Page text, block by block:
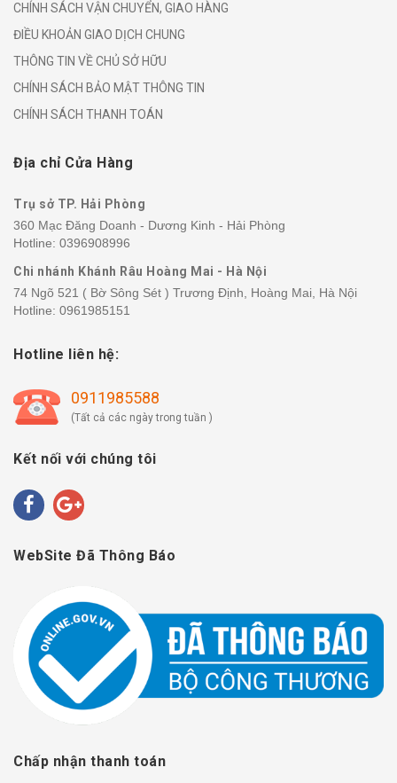
CHÍNH SÁCH VẬN CHUYỂN, GIAO HÀNG
ĐIỀU KHOẢN GIAO DỊCH CHUNG
THÔNG TIN VỀ CHỦ SỞ HỮU
CHÍNH SÁCH BẢO MẬT THÔNG TIN
CHÍNH SÁCH THANH TOÁN
Địa chỉ Cửa Hàng
Trụ sở TP. Hải Phòng
360 Mạc Đăng Doanh - Dương Kinh - Hải Phòng
Hotline: 0396908996
Chi nhánh Khánh Râu Hoàng Mai - Hà Nội
74 Ngõ 521 ( Bờ Sông Sét ) Trương Định, Hoàng Mai, Hà Nội
Hotline: 0961985151
Hotline liên hệ:
0911985588
(Tất cả các ngày trong tuần )
Kết nối với chúng tôi
WebSite Đã Thông Báo
Chấp nhận thanh toán